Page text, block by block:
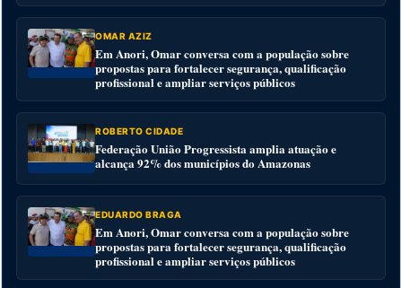
OMAR AZIZ
Em Anori, Omar conversa com a população sobre
propostas para fortalecer segurança, qualificação
profissional e ampliar serviços públicos
ROBERTO CIDADE
Federação União Progressista amplia atuação e
alcança 92% dos municípios do Amazonas
EDUARDO BRAGA
Em Anori, Omar conversa com a população sobre
propostas para fortalecer segurança, qualificação
profissional e ampliar serviços públicos